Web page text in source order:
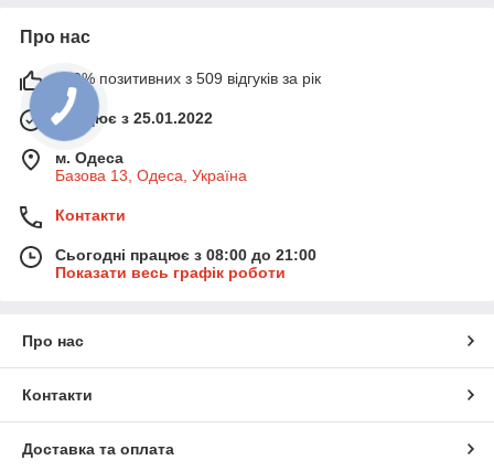
Про нас
100% позитивних з 509 відгуків за рік
Працює з 25.01.2022
м. Одеса
Базова 13, Одеса, Україна
Контакти
Сьогодні працює з 08:00 до 21:00
Показати весь графік роботи
Про нас
Контакти
Доставка та оплата